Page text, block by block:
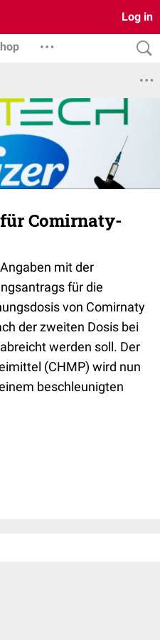
Log in
Comirnaty-
mit der
für die
von Comirnaty
der zweiten Dosis bei
werden soll. Der
(CHMP) wird nun
beschleunigten